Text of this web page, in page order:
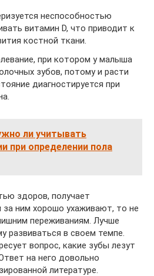
неспособностью
витамин D, что приводит к
костной ткани.
при котором у малыша
зубов, потому и расти
диагностируется при
ли учитывать
при определении пола
здоров, получает
за ним хорошо ухаживают, то не
переживаниям. Лучше
развиваться в своем темпе.
вопрос, какие зубы лезут
на него довольно
литературе.